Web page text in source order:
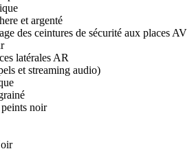
et argenté
des ceintures de sécurité aux places AV
latérales AR
et streaming audio)
noir